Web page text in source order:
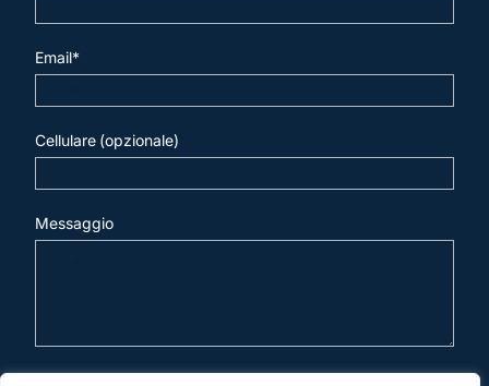
Email*
Cellulare (opzionale)
Messaggio